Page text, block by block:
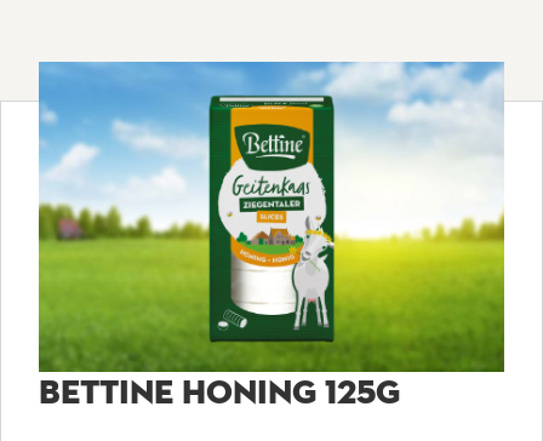
BETTINE HONING 125G